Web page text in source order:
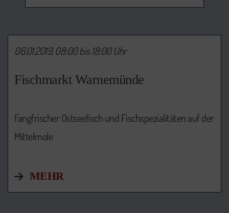
Fischmarkt Warnemünde
06.01.2019, 08:00 bis 18:00 Uhr
Fangfrischer Ostseefisch und Fischspezialitäten auf der
Mittelmole
MEHR